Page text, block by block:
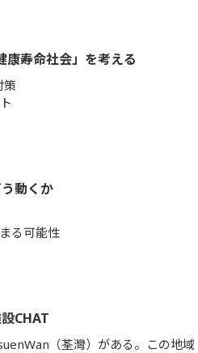
康寿命社会」を考える
策
動くか
る可能性
CHAT
（荃灣）がある。この地域